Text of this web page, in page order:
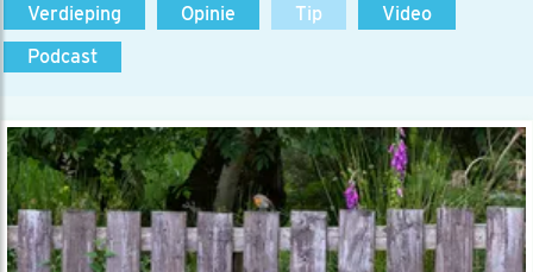
Verdieping
Opinie Tip
Video
Podcast